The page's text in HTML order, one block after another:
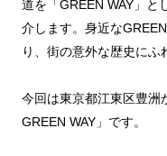
道を「GREEN WAY」と
介します。身近な
り、街の意外な歴史にふ
今回は東京都江東区豊洲
GREEN WAY」です。